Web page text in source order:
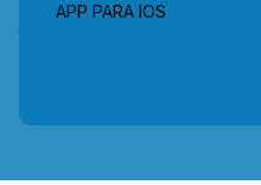
APP PARA IOS